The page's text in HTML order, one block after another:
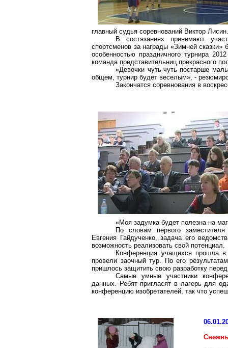
главный судья соревнований Виктор Лисин.
В состязаниях принимают
спортсменов за награды «Зимней
особенностью праздничного турнира
команда представительниц прекрасного
«Девочки чуть-чуть постарше
общем, турнир будет веселым», -
Закончатся соревнования в
«Моя задумка будет полезна на
По словам первого заместителя
Евгения Гайдученко, задача его
возможность реализовать свой потенциал.
Конференция учащихся прошла
провели заочный тур. По его
пришлось защитить свою разработку
Самые умные участники
данных. Ребят пригласят в лагерь для
конференцию изобретателей, так что